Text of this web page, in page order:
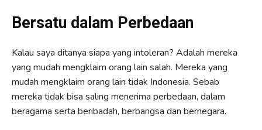
Bersatu dalam Perbedaan
Kalau saya ditanya siapa yang intoleran? Adalah mereka
yang mudah mengklaim orang lain salah. Mereka yang
mudah mengklaim orang lain tidak Indonesia. Sebab
mereka tidak bisa saling menerima perbedaan, dalam
beragama serta beribadah, berbangsa dan bernegara.